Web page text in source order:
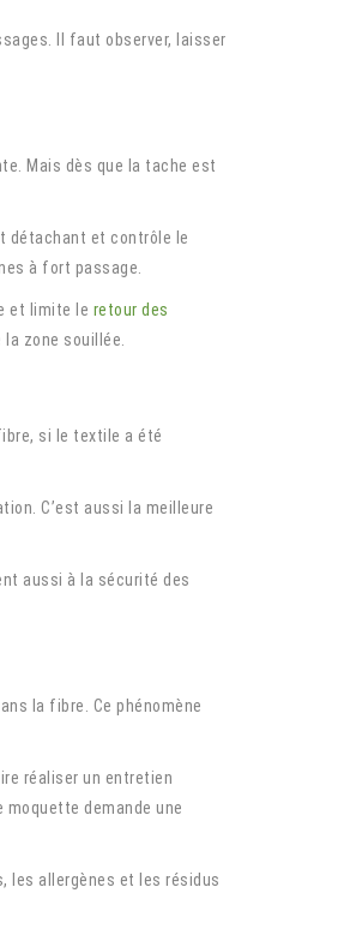
Il faut observer, laisser
Mais dès que la tache est
détachant et contrôle le
à fort passage.
et limite le retour des
zone souillée.
si le textile a été
C’est aussi la meilleure
aussi à la sécurité des
la fibre. Ce phénomène
réaliser un entretien
moquette demande une
les allergènes et les résidus